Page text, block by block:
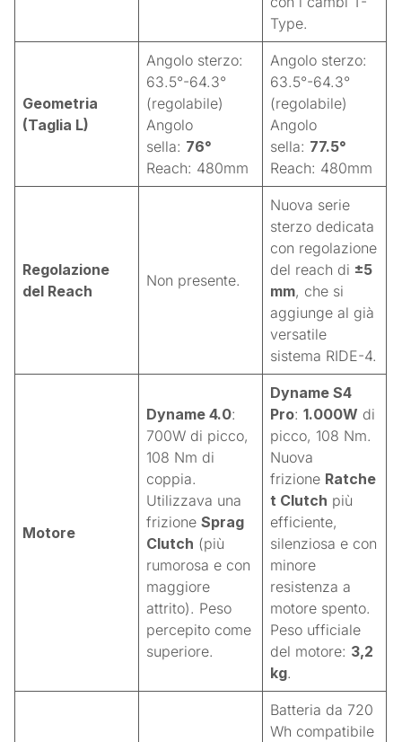
Type.
Geometria
(Taglia L)
Angolo sterzo:
63.5°-64.3°
(regolabile)
Angolo
sella: 76°
Reach: 480mm
Angolo sterzo:
63.5°-64.3°
(regolabile)
Angolo
sella: 77.5°
Reach: 480mm
Regolazione
del Reach
Non presente.
Nuova serie
sterzo dedicata
con regolazione
del reach di ±5
mm, che si
aggiunge al già
versatile
sistema RIDE-4.
Motore
Dyname 4.0:
700W di picco,
108 Nm di
coppia.
Utilizzava una
frizioneSprag
Clutch (più
rumorosa e con
maggiore
attrito). Peso
percepito come
superiore.
Dyname S4
Pro:1.000W di
picco, 108 Nm.
Nuova
frizione Ratche
t Clutch più
efficiente,
silenziosa e con
minore
resistenza a
motore spento.
Peso ufficiale
del motore: 3,2
kg.
Batteria da 720
Wh compatibile